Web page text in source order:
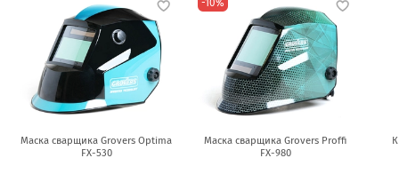
Маска сварщика Grovers Optima
FX-530
-10%
Маска сварщика Grovers Proffi
FX-980